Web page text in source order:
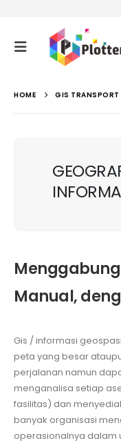
HOME GIS
Manual,
Gis / informasi
peta yang besar
perjalanan namun
menganalisa setiap
fasilitas) dan
banyak organisasi
operasionalnya dalam